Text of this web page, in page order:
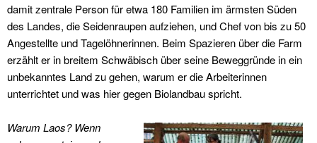
damit zentrale Person für etwa 180 Familien im ärmsten Süden
des Landes, die Seidenraupen aufziehen, und Chef von bis zu 50
Angestellte und Tagelöhnerinnen. Beim Spazieren über die Farm
erzählt er in breitem Schwäbisch über seine Beweggründe in ein
unbekanntes Land zu gehen, warum er die Arbeiterinnen
unterrichtet und was hier gegen Biolandbau spricht.
Warum Laos? Wenn